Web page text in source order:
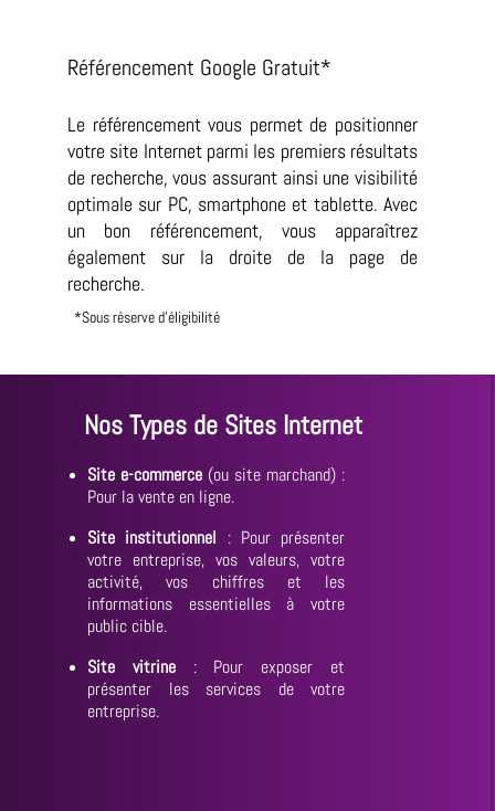
Référencement Google Gratuit*
Le référencement vous permet de positionner
votre site Internet parmi les premiers résultats
de recherche, vous assurant ainsi une visibilité
optimale sur PC, smartphone et tablette. Avec
un bon référencement, vous apparaîtrez
également sur la droite de la page de
recherche.
*Sous réserve d'éligibilité
Nos Types de Sites Internet
Site e-commerce (ou site marchand) :
Pour la vente en ligne.
Site institutionnel : Pour présenter
votre entreprise, vos valeurs, votre
activité, vos chiffres et les
informations essentielles à votre
public cible.
Site vitrine: Pour exposer et
présenter les services de votre
entreprise.